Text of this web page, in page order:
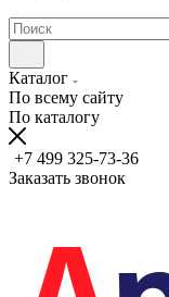
Каталог
По всему сайту
По каталогу
+7 499 325-73-36
Заказать звонок